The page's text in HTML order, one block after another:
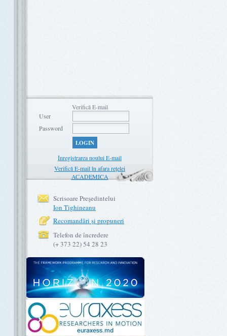
Verifică E-mail
User
Password
LOGIN
Înregistrarea noului E-mail
Verifică E-mail în afara rețelei
ACADEMICA
Scrisoare Preşedintelui
Ion Tighineanu
Recomandări şi propuneri
Telefon de încredere
(+ 373 22) 54 28 23